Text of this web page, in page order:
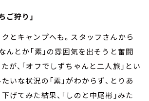
ご狩り」
とキャンプへも。スタッフさんから
んとか「素」の雰囲気を出そうと奮闘
が、「オフでしずちゃんと二人旅」とい
いな状況の「素」がわからず、とりあ
げてみた結果、「しのと中尾彬」みた